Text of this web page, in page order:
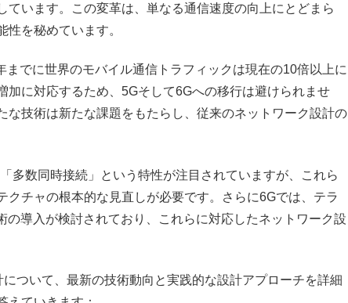
います。この変革は、単なる通信速度の向上にとどまら
を秘めています。
でに世界のモバイル通信トラフィックは現在の10倍以上に
に対応するため、5Gそして6Gへの移行は避けられませ
な技術は新たな課題をもたらし、従来のネットワーク設計の
多数同時接続」という特性が注目されていますが、これら
チャの根本的な見直しが必要です。さらに6Gでは、テラ
導入が検討されており、これらに対応したネットワーク設
ついて、最新の技術動向と実践的な設計アプローチを詳細